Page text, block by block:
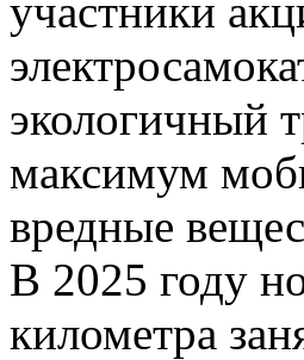
участники
экологичный
максимум
вредные
В 2025 году
километра